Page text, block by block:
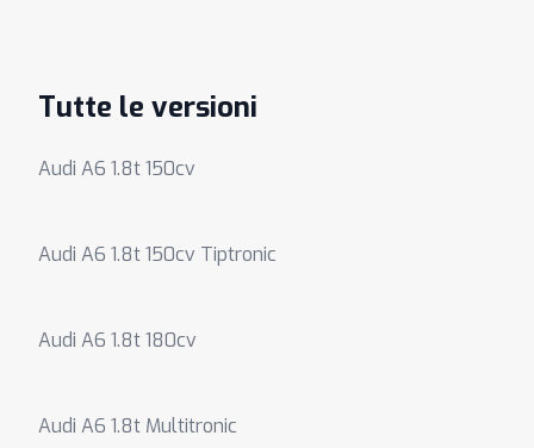
Tutte le versioni
Audi A6 1.8t 150cv
Audi A6 1.8t 150cv Tiptronic
Audi A6 1.8t 180cv
Audi A6 1.8t Multitronic